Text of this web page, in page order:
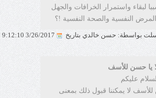
لبقاء واستمرار الخرافات والجهل
النفسية والصحة النفسية !؟
بواسطة: حسن خالدي بتاريخ 3/26/2017 9:12:10 AM
يا حسن للأسف
عليكم
للأسف لا يمكننا قبول ذلك بمعنى